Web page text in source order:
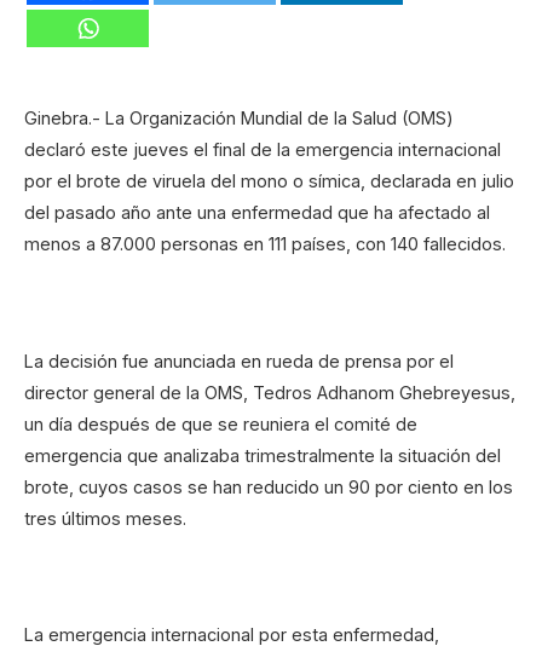
Ginebra.- La Organización Mundial de la Salud (OMS)
declaró este jueves el final de la emergencia internacional
por el brote de viruela del mono o símica, declarada en julio
del pasado año ante una enfermedad que ha afectado al
menos a 87.000 personas en 111 países, con 140 fallecidos.
La decisión fue anunciada en rueda de prensa por el
director general de la OMS, Tedros Adhanom Ghebreyesus,
un día después de que se reuniera el comité de
emergencia que analizaba trimestralmente la situación del
brote, cuyos casos se han reducido un 90 por ciento en los
tres últimos meses.
La emergencia internacional por esta enfermedad,